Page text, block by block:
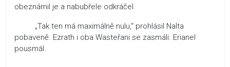
obeznámil je a nabubřele odkráčel.
„Tak ten má maximálně nulu,“ prohlásil Nalta
pobaveně. Ezrath i oba Wasteřani se zasmáli. Erianel
pousmál.